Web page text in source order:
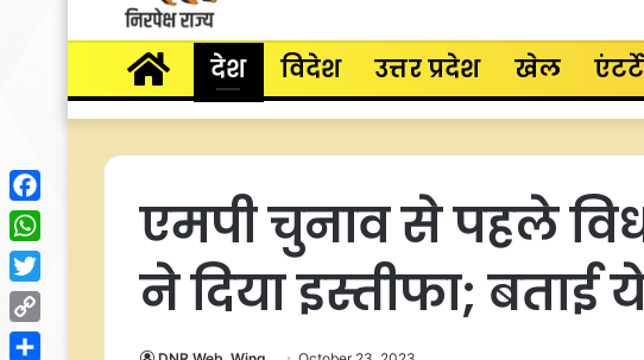
Home
देश विदेश उत्तर प्रदेश खेल
एमपी चुनाव से पहले
ने दिया इस्तीफा; बताई
Facebook
WhatsApp
Twitter
Copy